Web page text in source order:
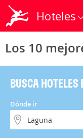
Hoteles
Los 10
BUSCA HOTELES
Dónde ir